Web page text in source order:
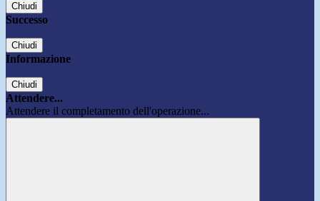
Chiudi
Successo
Chiudi
Informazione
Chiudi
Attendere...
Attendere il completamento dell'operazione...